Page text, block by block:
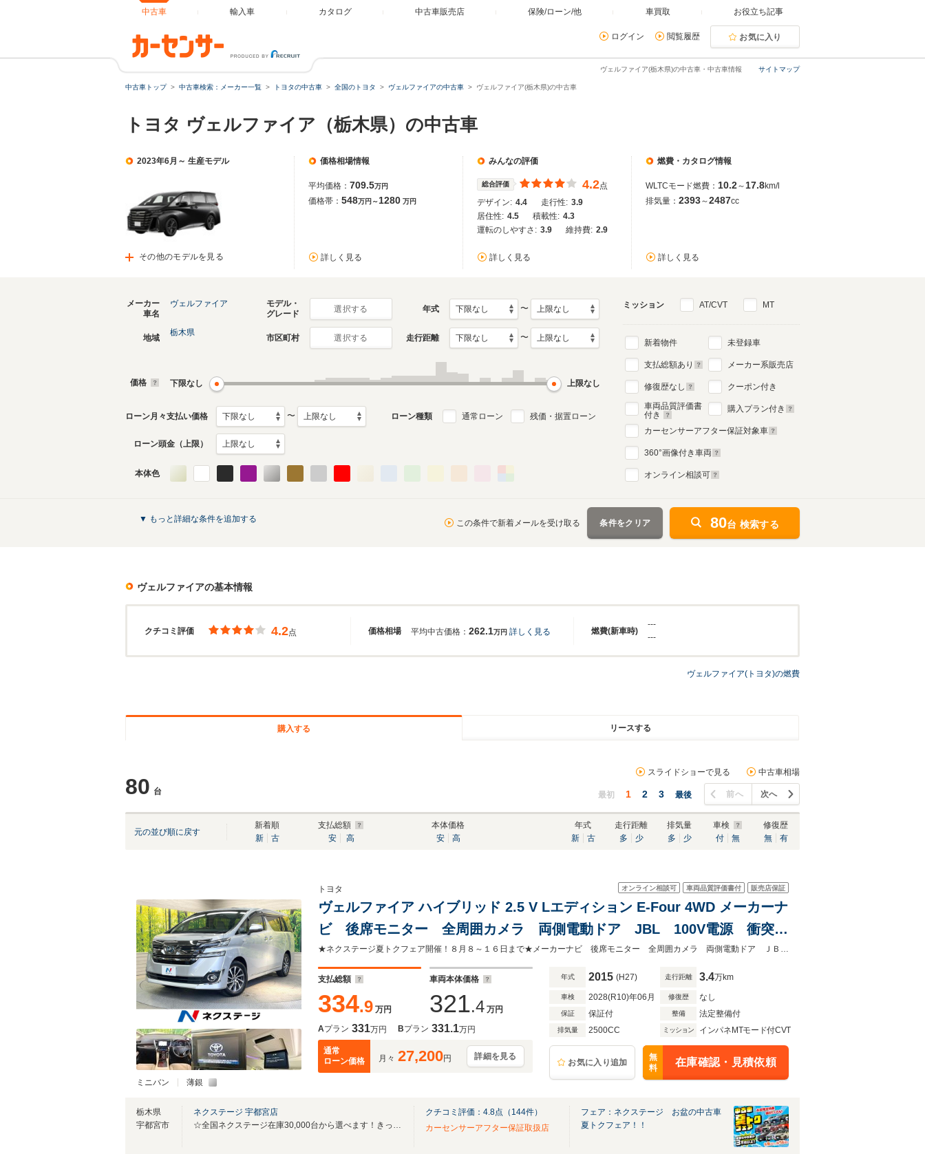
中古車 輸入車 カタログ 中古車販売店 保険/ローン/他 車買取 お役立ち記事
ログイン 閲覧履歴 お気に入り
サイトマップ
ヴェルファイア(栃木県)の中古車・中古車情報
中古車トップ 中古車検索：メーカー一覧 トヨタの中古車 全国のトヨタ ヴェルファイアの中古車 ヴェルファイア(栃木県)の中古車
トヨタ ヴェルファイア（栃木県）の中古車
2023年6月～ 生産モデル
その他のモデルを見る
価格相場情報
平均価格： 709.5万円
価格帯： 548万円～1280 万円
詳しく見る
みんなの評価
総合評価 4.2点
デザイン: 4.4 走行性: 3.9
居住性: 4.5 積載性: 4.3
運転のしやすさ: 3.9 維持費: 2.9
詳しく見る
燃費・カタログ情報
WLTCモード燃費： 10.2～ 17.8km/l
排気量： 2393～2487cc
詳しく見る
生産モデル
ヴェルファイアのカタログを見る
メーカー
車名
ヴェルファイア
モデル・
グレード
選択する 年式 〜
地域
栃木県
市区町村 選択する 走行距離 〜
価格 下限なし 上限なし
ローン月々支払い価格 〜 ローン種類 通常ローン 残価・据置ローン
ローン頭金（上限）
本体色
ミッション AT/CVT MT
新着物件
支払総額あり
修復歴なし
車両品質評価書
付き
未登録車
メーカー系販売店
クーポン付き
購入プラン付き
カーセンサーアフター保証対象車
360°画像付き車両
オンライン相談可
▼ もっと詳細な条件を追加する この条件で新着メールを受け取る 条件をクリア 80台 検索する
ヴェルファイアの基本情報
クチコミ評価 価格相場 燃費(新車時)
4.2点 平均中古価格： 262.1万円 詳しく見る
---
---
ヴェルファイア(トヨタ)の燃費
購入する リースする
80 台
スライドショーで見る 中古車相場
最初 1 2 3 最後 前へ 次へ
元の並び順に戻す
新着順
新
古
支払総額
安
高
本体価格
安
高
年式
新
古
走行距離
多
少
排気量
多
少
車検
付
無
修復歴
無
有
ミニバン 薄銀
オンライン相談可 車両品質評価書付 販売店保証
トヨタ
ヴェルファイア ハイブリッド 2.5 V Lエディション E-Four 4WD メーカーナ
ビ 後席モニター 全周囲カメラ 両側電動ドア JBL 100V電源 衝突被
害軽減システム レーダークルーズ 禁煙車 電動リアゲート ベージュ
革 前後席パワーシート コーナーセンサー
★ネクステージ夏トクフェア開催！８月８～１６日まで★メーカーナビ 後席モニター 全周囲カメラ 両側電動ドア ＪＢＬ １００Ｖ電源 衝突被害軽減システム
支払総額
334.9 万円
車両本体価格
321.4 万円
Aプラン 331万円 Bプラン 331.1万円
通常
ローン価格
月々 27,200円 詳細を見る
年式 2015 (H27) 走行距離 3.4万km
車検 2028(R10)年06月 修復歴 なし
保証 保証付 整備 法定整備付
排気量 2500CC ミッション インパネMTモード付CVT
お気に入り追加
無
料
在庫確認・見積依頼
栃木県
宇都宮市
ネクステージ 宇都宮店
☆全国ネクステージ在庫30,000台から選べます！きっとお気に入りの愛車が見つかる☆
クチコミ評価： 4.8点（ 144件）
カーセンサーアフター保証取扱店
フェア：ネクステージ お盆の中古車
夏トクフェア！！